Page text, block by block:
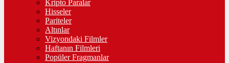
Kripto Paralar
Hisseler
Pariteler
Altınlar
Vizyondaki Filmler
Haftanın Filmleri
Popüler Fragmanlar